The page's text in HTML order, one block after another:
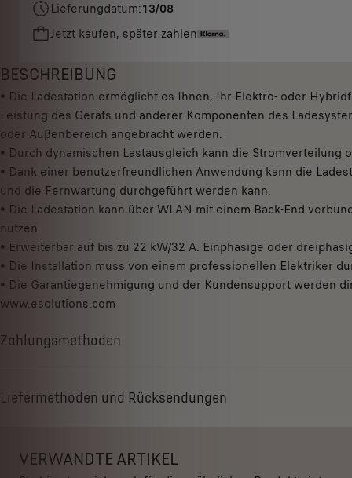
s
6
9
,
0
0
€
n
t
t
y
u
p
d
a
t
e
d
t
o
:
1
Lieferungdatum:13/08
Jetzt kaufen, später zahlen
BESCHREIBUNG
• Die Ladestation ermöglicht es Ihnen, Ihr Elektro- oder
Leistung des Geräts und anderer Komponenten des
oder Außenbereich angebracht werden.
• Durch dynamischen Lastausgleich kann die
• Dank einer benutzerfreundlichen Anwendung kann die
und die Fernwartung durchgeführt werden kann.
• Die Ladestation kann über WLAN mit einem Back-End
nutzen.
• Erweiterbar auf bis zu 22 kW/32 A. Einphasige oder
• Die Installation muss von einem professionellen Elektriker
• Die Garantiegenehmigung und der Kundensupport werden
www.esolutions.com
Zahlungsmethoden
Liefermethoden und Rücksendungen
VERWANDTE ARTIKEL